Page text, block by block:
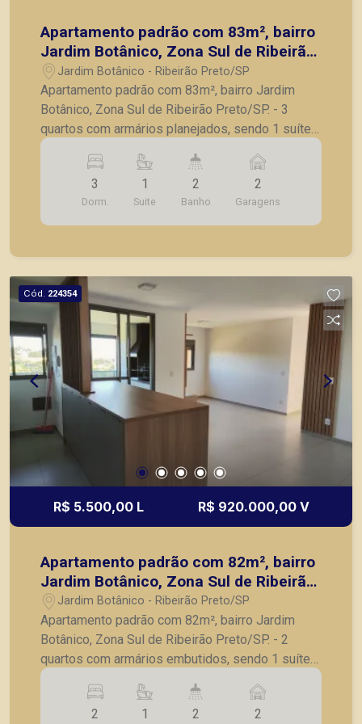
Apartamento padrão com 83m², bairro
Jardim Botânico, Zona Sul de Ribeirão
Preto/SP.
Jardim Botânico - Ribeirão Preto/SP
Apartamento padrão com 83m², bairro Jardim
Botânico, Zona Sul de Ribeirão Preto/SP. - 3
quartos com armários planejados, sendo 1 suíte;
- Banheiro social; - Sala para 2 ambientes com
painel de TV; - Cozinha com armários planejados;
- Lavanderia; - Varanda gourmet com
churrasqueira; - 2 vagas de garagem. A Piramid
tem como objetivo atender seus clientes com
principais lançamentos da cidade de Ribeirão
Preto.
3
Dorm.
1
Suite
2
Banho
2
Garagens
Cód. 224354
R$ 5.500,00 L R$ 920.000,00 V
Apartamento padrão com 82m², bairro
Jardim Botânico, Zona Sul de Ribeirão
Preto/SP
Jardim Botânico - Ribeirão Preto/SP
Apartamento padrão com 82m², bairro Jardim
Botânico, Zona Sul de Ribeirão Preto/SP. - 2
quartos com armários embutidos, sendo 1 suíte
com box blindex, gabinete e espelho; - Banheiro
social com box blindex, gabinete e espelho; -
Sala estendida para 3 ambientes com painel e
2 1 2 2